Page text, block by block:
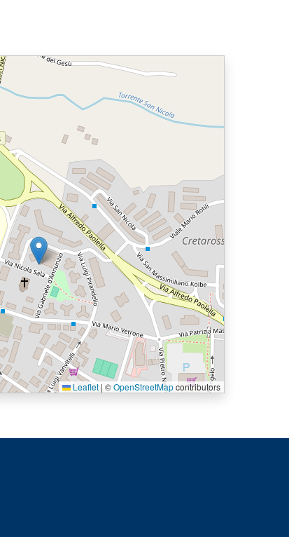
Leaflet | ©OpenStreetMapcontributors